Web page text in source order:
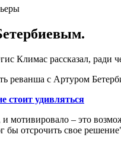
Климас рассказал, ради
реванша с Артуром
стоит удивляться
мотивировало – это
бы отсрочить свое